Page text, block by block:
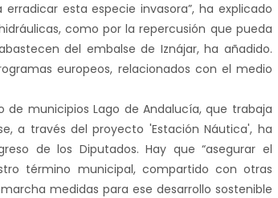
esta especie invasora”, ha explicado
como por la repercusión que pueda
del embalse de Iznájar, ha añadido.
europeos, relacionados con el medio
de municipios Lago de Andalucía, que trabaja
a través del proyecto 'Estación Náutica', ha
de los Diputados. Hay que “asegurar el
término municipal, compartido con otras
medidas para ese desarrollo sostenible